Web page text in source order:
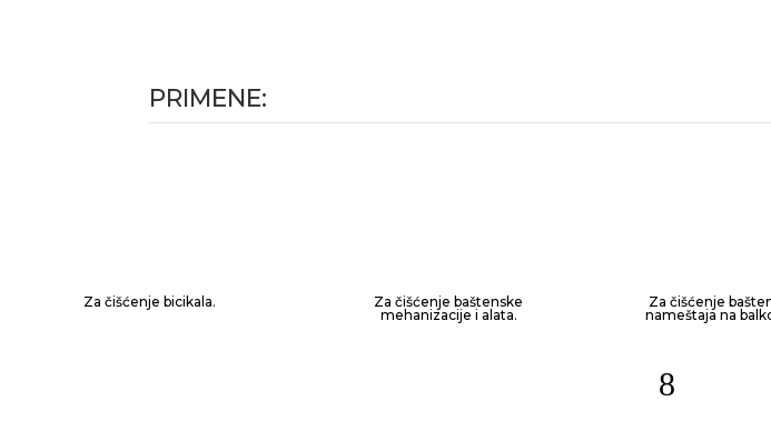
PRIMENE:
Za čišćenje bicikala.
Za čišćenje baštenske
mehanizacije i alata.
Za čišćenje
nameštaja na